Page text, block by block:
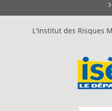
L'Institut des Risques